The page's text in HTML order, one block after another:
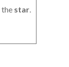
the star.